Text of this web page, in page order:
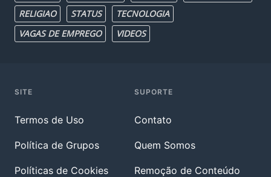
RELIGIAO
STATUS
TECNOLOGIA
VAGAS DE EMPREGO
VIDEOS
SITE
Termos de Uso
Política de Grupos
Políticas de Cookies
SUPORTE
Contato
Quem Somos
Remoção de Conteúdo